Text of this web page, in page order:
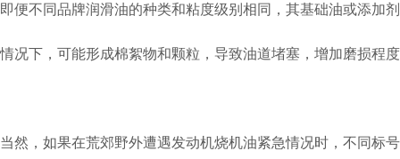
即便不同品牌润滑油的种类和粘度级别相同，其基础油或添加
情况下，可能形成棉絮物和颗粒，导致油道堵塞，增加磨损程
当然，如果在荒郊野外遭遇发动机烧机油紧急情况时，不同标